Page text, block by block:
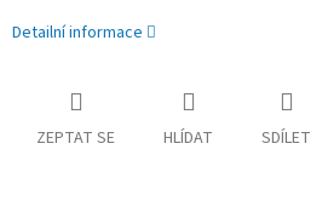
Detailní informace
ZEPTAT SE HLÍDAT SDÍLET